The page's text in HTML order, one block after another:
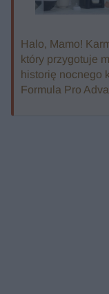
Halo, Mamo!
który przygotuje
historię nocnego
Formula Pro